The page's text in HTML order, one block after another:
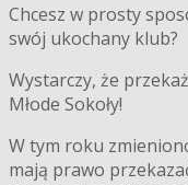
Chcesz w prosty
swój ukochany klub?
Wystarczy, że
Młode Sokoły!
W tym roku
mają prawo